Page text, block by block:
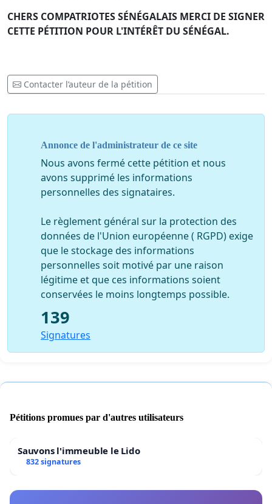
CHERS COMPATRIOTES SÉNÉGALAIS MERCI DE SIGNER
CETTE PÉTITION POUR L'INTÉRÊT DU SÉNÉGAL.
Contacter l’auteur de la pétition
Annonce de l'administrateur de ce site
Nous avons fermé cette pétition et nous
avons supprimé les informations
personnelles des signataires.
Le règlement général sur la protection des
données de l'Union européenne ( RGPD) exige
que le stockage des informations
personnelles soit motivé par une raison
légitime et que ces informations soient
conservées le moins longtemps possible.
139
Signatures
Pétitions promues par d'autres utilisateurs
Sauvons l'immeuble le Lido
832 signatures